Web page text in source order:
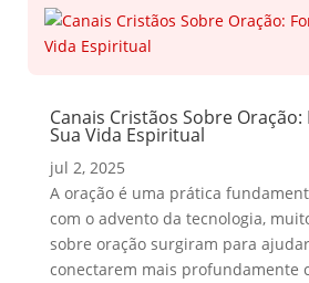
Canais Cristãos Sobre
Sua Vida Espiritual
jul 2, 2025
A oração é uma prática
com o advento da tecnologia,
sobre oração surgiram para
conectarem mais profundamente